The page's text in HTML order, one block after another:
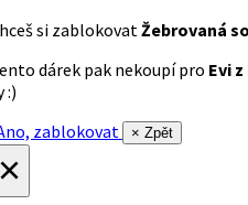
si zablokovatŽebrovaná
dárek pak nekoupí pro Evi
:)
zablokovat
× Zpět